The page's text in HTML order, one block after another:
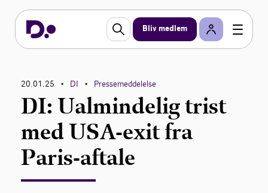
Bliv medlem
20.01.25 • DI • Pressemeddelelse
DI: Ualmindelig trist
med USA-exit fra
Paris-aftale